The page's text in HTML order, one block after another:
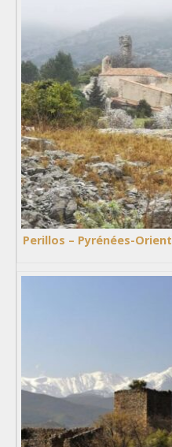
Perillos – Pyrénées-